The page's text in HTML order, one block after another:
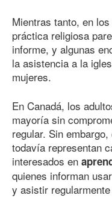
Mientras tanto, en
práctica religiosa
informe, y algunas
la asistencia a la
mujeres.
En Canadá, los
mayoría sin
regular. Sin
todavía representan
interesados en
quienes informan
y asistir